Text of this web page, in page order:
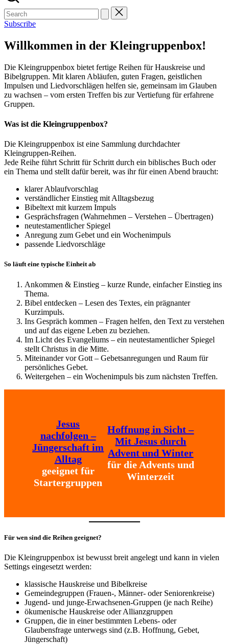
Search
for:
Subscribe
Willkommen in der Kleingruppenbox!
Die Kleingruppenbox bietet fertige Reihen für Hauskreise und
Bibelgruppen. Mit klaren Abläufen, guten Fragen, geistlichen
Impulsen und Liedvorschlägen helfen sie, gemeinsam im Glauben
zu wachsen – vom ersten Treffen bis zur Vertiefung für erfahrene
Gruppen.
Was ist die Kleingruppenbox?
Die Kleingruppenbox ist eine Sammlung durchdachter
Kleingruppen-Reihen.
Jede Reihe führt Schritt für Schritt durch ein biblisches Buch oder
ein Thema und stellt dafür bereit, was ihr für einen Abend braucht:
klarer Ablaufvorschlag
verständlicher Einstieg mit Alltagsbezug
Bibeltext mit kurzem Impuls
Gesprächsfragen (Wahrnehmen – Verstehen – Übertragen)
neutestamentlicher Spiegel
Anregung zum Gebet und ein Wochenimpuls
passende Liedvorschläge
So läuft eine typische Einheit ab
Ankommen & Einstieg – kurze Runde, einfacher Einstieg ins
Thema.
Bibel entdecken – Lesen des Textes, ein prägnanter
Kurzimpuls.
Ins Gespräch kommen – Fragen helfen, den Text zu verstehen
und auf das eigene Leben zu beziehen.
Im Licht des Evangeliums – ein neutestamentlicher Spiegel
stellt Christus in die Mitte.
Miteinander vor Gott – Gebetsanregungen und Raum für
persönliches Gebet.
Weitergehen – ein Wochenimpuls bis zum nächsten Treffen.
Jesus
nachfolgen –
Jüngerschaft im
Alltag
geeignet für
Startergruppen
Hoffnung in Sicht –
Mit Jesus durch
Advent und Winter
für die Advents und
Winterzeit
Für wen sind die Reihen geeignet?
Die Kleingruppenbox ist bewusst breit angelegt und kann in vielen
Settings eingesetzt werden:
klassische Hauskreise und Bibelkreise
Gemeindegruppen (Frauen-, Männer- oder Seniorenkreise)
Jugend- und junge-Erwachsenen-Gruppen (je nach Reihe)
ökumenische Hauskreise oder Allianzgruppen
Gruppen, die in einer bestimmten Lebens- oder
Glaubensfrage unterwegs sind (z.B. Hoffnung, Gebet,
Jüngerschaft)